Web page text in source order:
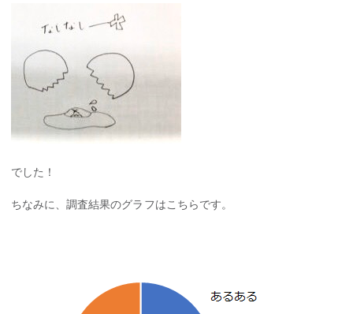
でした！
ちなみに、調査結果のグラフはこちらです。